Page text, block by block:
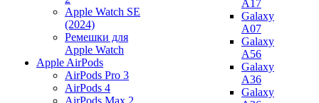
Apple Watch SE
(2024)
Ремешки для
Apple Watch
Apple AirPods
AirPods Pro 3
AirPods 4
AirPods Max 2
A17
Galaxy
A07
Galaxy
A56
Galaxy
A36
Galaxy